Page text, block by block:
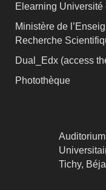
Elearning Université
Ministère de
Recherche
Dual_Edx (access
Photothèque
Tichy,